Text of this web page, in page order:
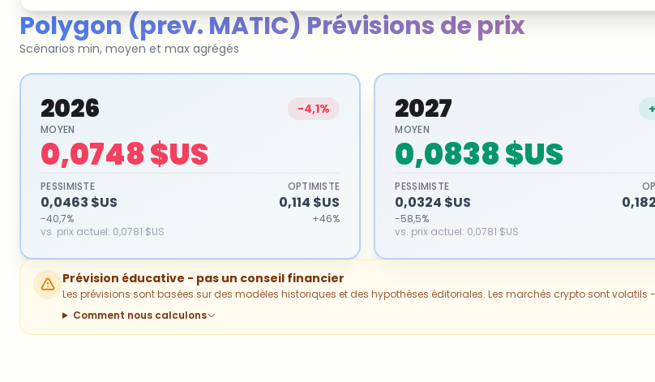
Polygon (prev. MATIC)Prévisions de prix
Scénarios min, moyen et max agrégés
2026 -4,1%
MOYEN
0,0748 $US
PESSIMISTE
0,0463 $US
-40,7%
OPTIMISTE
0,114 $US
+46%
vs. prix actuel: 0,0781 $US
2027
MOYEN
0,0838 $US
PESSIMISTE
0,0324 $US
-58,5%
vs. prix actuel: 0,0781 $US
Prévision éducative - pas un conseil financier
Les prévisions sont basées sur des modèles historiques et des hypothèses éditoriales. Les marchés crypto sont
Comment nous calculons